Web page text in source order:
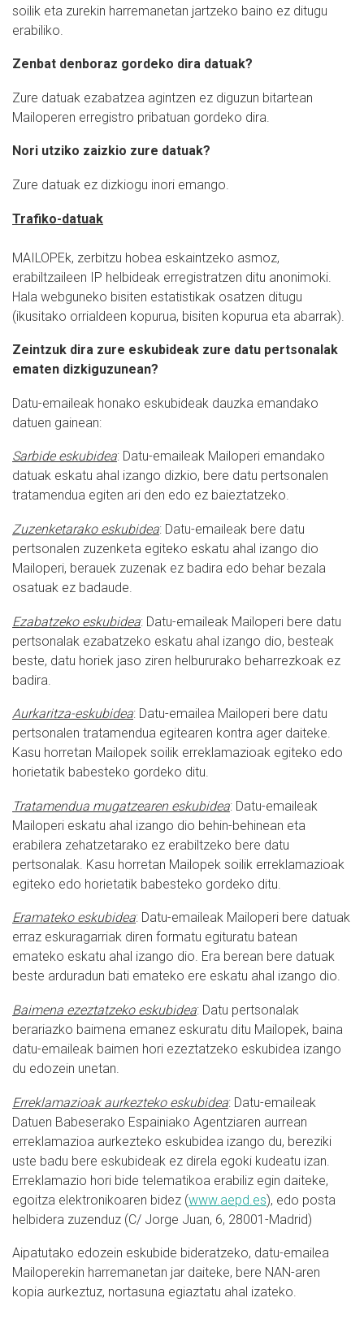
soilik eta zurekin harremanetan jartzeko baino ez ditugu
erabiliko.
Zenbat denboraz gordeko dira datuak?
Zure datuak ezabatzea agintzen ez diguzun bitartean
Mailoperen erregistro pribatuan gordeko dira.
Nori utziko zaizkio zure datuak?
Zure datuak ez dizkiogu inori emango.
Trafiko-datuak
MAILOPEk, zerbitzu hobea eskaintzeko asmoz,
erabiltzaileen IP helbideak erregistratzen ditu anonimoki.
Hala webguneko bisiten estatistikak osatzen ditugu
(ikusitako orrialdeen kopurua, bisiten kopurua eta abarrak).
Zeintzuk dira zure eskubideak zure datu pertsonalak
ematen dizkiguzunean?
Datu-emaileak honako eskubideak dauzka emandako
datuen gainean:
Sarbide eskubidea: Datu-emaileak Mailoperi emandako
datuak eskatu ahal izango dizkio, bere datu pertsonalen
tratamendua egiten ari den edo ez baieztatzeko.
Zuzenketarako eskubidea: Datu-emaileak bere datu
pertsonalen zuzenketa egiteko eskatu ahal izango dio
Mailoperi, berauek zuzenak ez badira edo behar bezala
osatuak ez badaude.
Ezabatzeko eskubidea: Datu-emaileak Mailoperi bere datu
pertsonalak ezabatzeko eskatu ahal izango dio, besteak
beste, datu horiek jaso ziren helbururako beharrezkoak ez
badira.
Aurkaritza-eskubidea: Datu-emailea Mailoperi bere datu
pertsonalen tratamendua egitearen kontra ager daiteke.
Kasu horretan Mailopek soilik erreklamazioak egiteko edo
horietatik babesteko gordeko ditu.
Tratamendua mugatzearen eskubidea: Datu-emaileak
Mailoperi eskatu ahal izango dio behin-behinean eta
erabilera zehatzetarako ez erabiltzeko bere datu
pertsonalak. Kasu horretan Mailopek soilik erreklamazioak
egiteko edo horietatik babesteko gordeko ditu.
Eramateko eskubidea: Datu-emaileak Mailoperi bere datuak
erraz eskuragarriak diren formatu egituratu batean
emateko eskatu ahal izango dio. Era berean bere datuak
beste arduradun bati emateko ere eskatu ahal izango dio.
Baimena ezeztatzeko eskubidea: Datu pertsonalak
berariazko baimena emanez eskuratu ditu Mailopek, baina
datu-emaileak baimen hori ezeztatzeko eskubidea izango
du edozein unetan.
Erreklamazioak aurkezteko eskubidea: Datu-emaileak
Datuen Babeserako Espainiako Agentziaren aurrean
erreklamazioa aurkezteko eskubidea izango du, bereziki
uste badu bere eskubideak ez direla egoki kudeatu izan.
Erreklamazio hori bide telematikoa erabiliz egin daiteke,
egoitza elektronikoaren bidez (www.aepd.es), edo posta
helbidera zuzenduz (C/ Jorge Juan, 6, 28001-Madrid)
Aipatutako edozein eskubide bideratzeko, datu-emailea
Mailoperekin harremanetan jar daiteke, bere NAN-aren
kopia aurkeztuz, nortasuna egiaztatu ahal izateko.